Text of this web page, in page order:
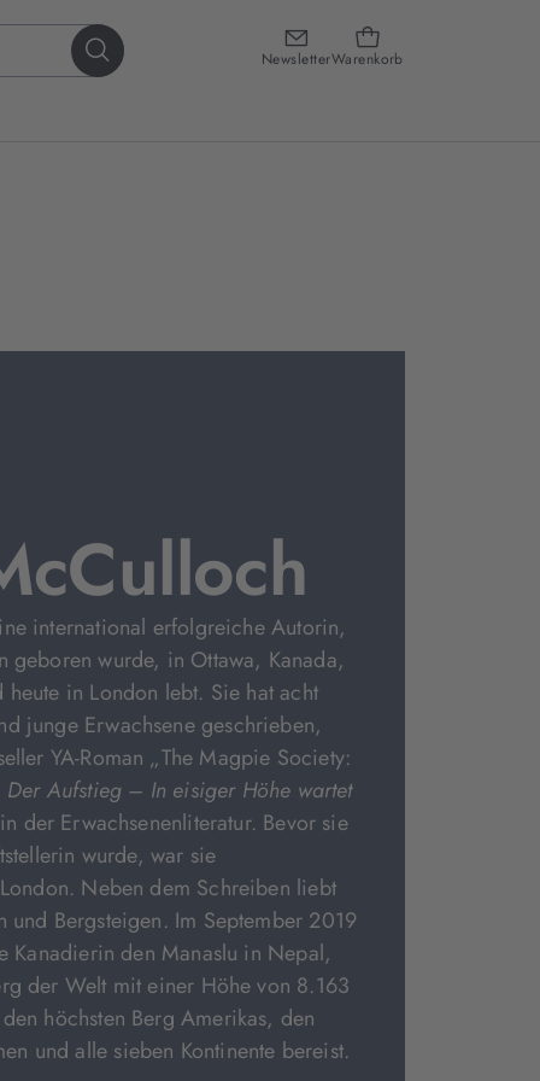
NewsletterWarenkorb
international erfolgreiche Autorin,
geboren wurde, in Ottawa, Kanada,
heute in London lebt. Sie hat acht
junge Erwachsene geschrieben,
YA-Roman „The Magpie Society:
Der Aufstieg – In eisiger Höhe wartet
der Erwachsenenliteratur. Bevor sie
wurde, war sie
Neben dem Schreiben liebt
und Bergsteigen. Im September 2019
Kanadierin den Manaslu in Nepal,
der Welt mit einer Höhe von 8.163
höchsten Berg Amerikas, den
und alle sieben Kontinente bereist.